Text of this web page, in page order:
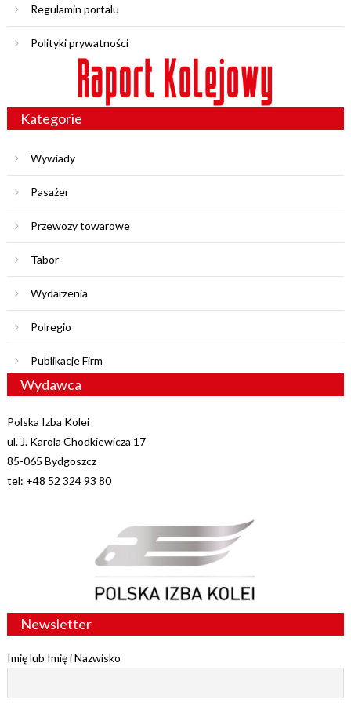
Regulamin portalu
Polityki prywatności
Kategorie
Wywiady
Pasażer
Przewozy towarowe
Tabor
Wydarzenia
Polregio
Publikacje Firm
Wydawca
Polska Izba Kolei
ul. J. Karola Chodkiewicza 17
85-065 Bydgoszcz
tel: +48 52 324 93 80
Newsletter
Imię lub Imię i Nazwisko